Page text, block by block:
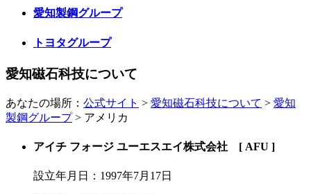
愛知製鋼グループ
トヨタグループ
愛知磁石科技について
あなたの場所： 公式サイト > 愛知磁石科技について > 愛知
製鋼グループ> アメリカ
アイチ フォージ ユーエスエイ株式会社 [ AFU ]
設立年月日： 1997年7月17日